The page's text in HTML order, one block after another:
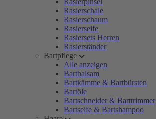
Rasierpinsel
Rasierschale
Rasierschaum
Rasierseife
Rasiersets Herren
Rasierständer
Bartpflege
Alle anzeigen
Bartbalsam
Bartkämme & Bartbürsten
Bartöle
Bartschneider & Barttrimmer
Bartseife & Bartshampoo